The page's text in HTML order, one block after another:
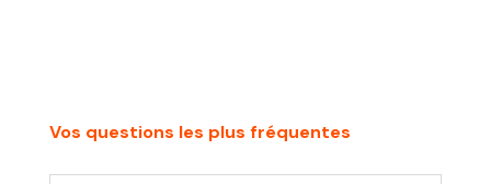
Vos questions les plus fréquentes